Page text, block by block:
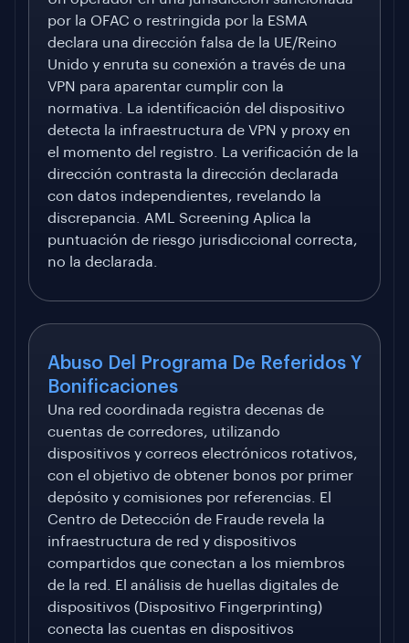
por la OFAC o restringida por la ESMA
declara una dirección falsa de la UE/Reino
Unido y enruta su conexión a través de una
VPN para aparentar cumplir con la
normativa. La identificación del dispositivo
detecta la infraestructura de VPN y proxy en
el momento del registro. La verificación de la
dirección contrasta la dirección declarada
con datos independientes, revelando la
discrepancia. AML Screening Aplica la
puntuación de riesgo jurisdiccional correcta,
no la declarada.
Abuso Del Programa De Referidos Y
Bonificaciones
Una red coordinada registra decenas de
cuentas de corredores, utilizando
dispositivos y correos electrónicos rotativos,
con el objetivo de obtener bonos por primer
depósito y comisiones por referencias. El
Centro de Detección de Fraude revela la
infraestructura de red y dispositivos
compartidos que conectan a los miembros
de la red. El análisis de huellas digitales de
dispositivos (Dispositivo Fingerprinting)
conecta las cuentas en dispositivos